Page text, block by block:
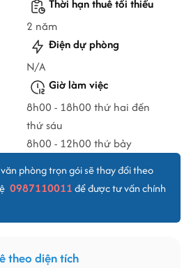
Thời hạn thuê tối thiểu
2 năm
Điện dự phòng
N/A
Giờ làm việc
8h00 - 18h00 thứ hai đến
thứ sáu
8h00 - 12h00 thứ bảy
phòng trọn gói sẽ thay đổi theo
0987110011để được tư vấn chính
theo diện tích